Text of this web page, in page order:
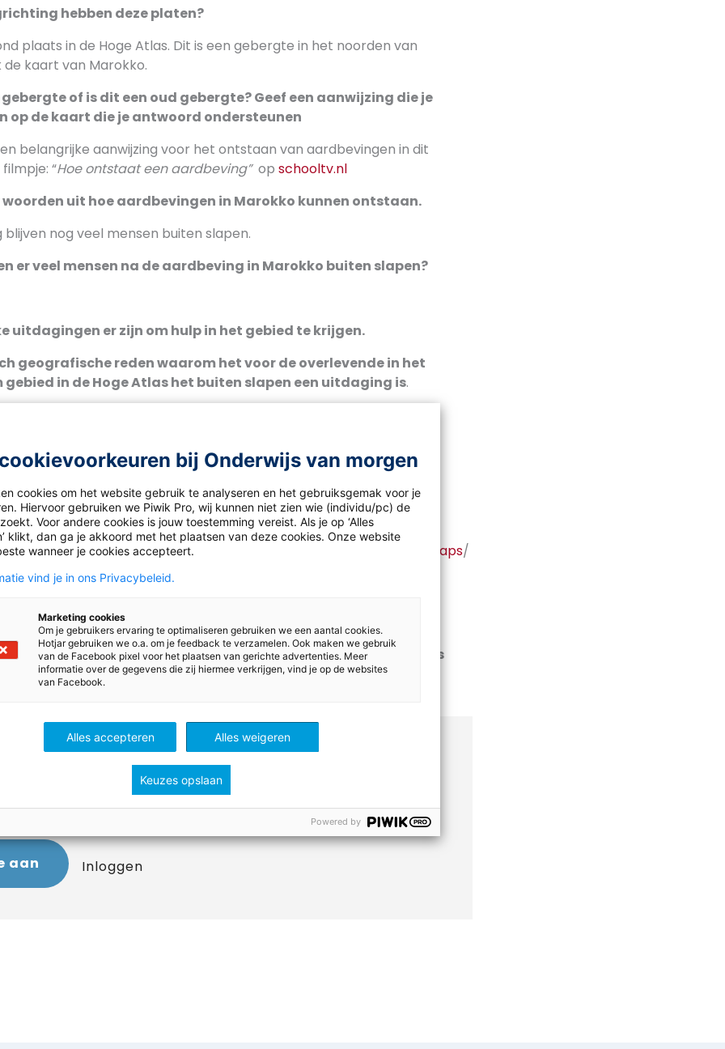
hebben deze platen?
plaats in de Hoge Atlas. Dit is een gebergte in het noorden van
de kaart van Marokko.
gebergte of is dit een oud gebergte? Geef een aanwijzing die je
op de kaart die je antwoord ondersteunen
belangrijke aanwijzing voor het ontstaan van aardbevingen in dit
“Hoe ontstaat een aardbeving” op schooltv.nl
woorden uit hoe aardbevingen in Marokko kunnen ontstaan.
blijven nog veel mensen buiten slapen.
er veel mensen na de aardbeving in Marokko buiten slapen?
uitdagingen er zijn om hulp in het gebied te krijgen.
geografische reden waarom het voor de overlevende in het
in de Hoge Atlas het buiten slapen een uitdaging is.
van het epicentrum erg belangrijk? Geef twee redenen
is.
epicentrum is erg belangrijk om een inschatting te maken van de
de kaart van Marrakech.
gedeelte van de stad Marrakech. Bekijk de foto’s op
Google maps/
de bouwstijl in Marrakech ervoor kan zorgen dat er veel
bij een aardbeving.
de economische dimensie waarom er ook veel slachtoffers
dorpen in de Hoge Atlas.
bekijken
te kunnen zien, moet je zijn ingelogd. Heb je nog geen
je dan nu aan! Het is GRATIS.
aan Inloggen
bij Onderwijs van morgen
cookies om het website gebruik te analyseren en het gebruiksgemak voor je
Hiervoor gebruiken we Piwik Pro, wij kunnen niet zien wie (individu/pc) de
Voor andere cookies is jouw toestemming vereist. Als je op ‘Alles
klikt, dan ga je akkoord met het plaatsen van deze cookies. Onze website
wanneer je cookies accepteert.
vind je in ons Privacybeleid.
Marketing cookies
Om je gebruikers ervaring te optimaliseren gebruiken we een aantal cookies.
Hotjar gebruiken we o.a. om je feedback te verzamelen. Ook maken we gebruik
van de Facebook pixel voor het plaatsen van gerichte advertenties. Meer
informatie over de gegevens die zij hiermee verkrijgen, vind je op de websites
van Facebook.
Alles accepteren Alles weigeren
Keuzes opslaan
Powered by